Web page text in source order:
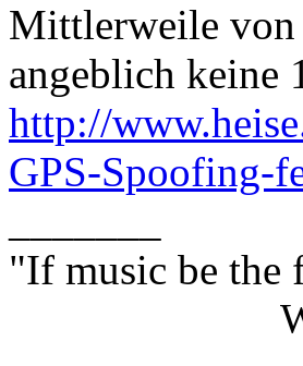
Mittlerweile von
angeblich keine
http://
GPS-Spoofing-
"If music be the
William